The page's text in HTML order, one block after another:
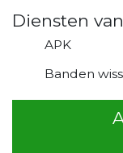
Diensten
APK
Banden